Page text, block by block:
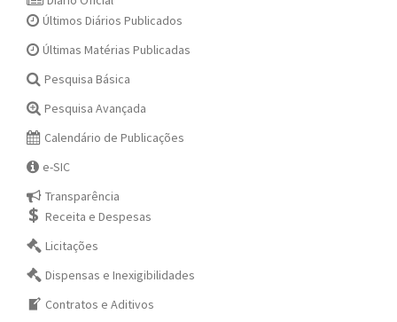
Últimos Diários Publicados
Últimas Matérias Publicadas
Pesquisa Básica
Pesquisa Avançada
Calendário de Publicações
e-SIC
Transparência
Receita e Despesas
Licitações
Dispensas e Inexigibilidades
Contratos e Aditivos